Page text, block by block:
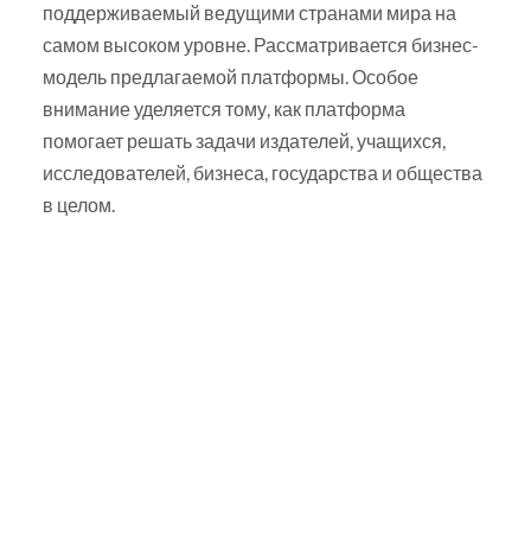
поддерживаемый ведущими странами мира на
самом высоком уровне. Рассматривается бизнес-
модель предлагаемой платформы. Особое
внимание уделяется тому, как платформа
помогает решать задачи издателей, учащихся,
исследователей, бизнеса, государства и общества
в целом.